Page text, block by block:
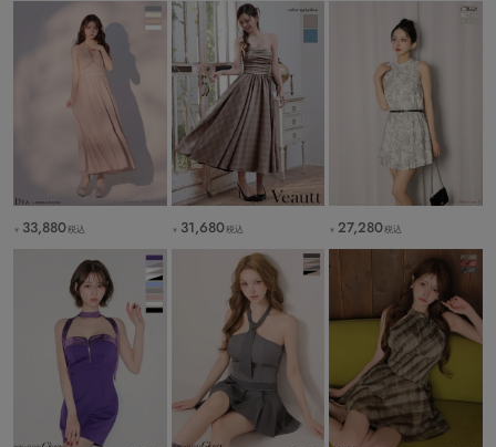
￥ 33,880税込 ￥ 31,680税込 ￥ 27,280税込